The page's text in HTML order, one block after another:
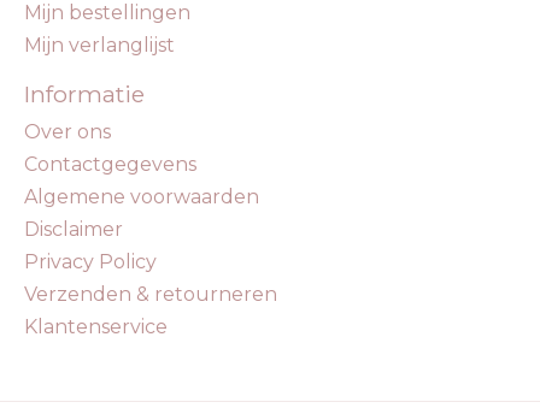
Mijn bestellingen
Mijn verlanglijst
Informatie
Over ons
Contactgegevens
Algemene voorwaarden
Disclaimer
Privacy Policy
Verzenden & retourneren
Klantenservice